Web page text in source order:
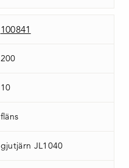
100841
200
10
fläns
gjutjärn JL1040